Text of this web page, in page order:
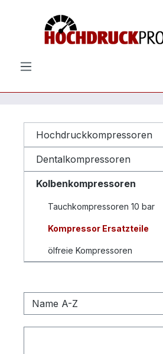
Zum Hauptinhalt springen
Hochdruckkompressoren
Dentalkompressoren
Kolbenkompressoren
Tauchkompressoren 10 bar
Kompressor Ersatzteile
ölfreie Kompressoren